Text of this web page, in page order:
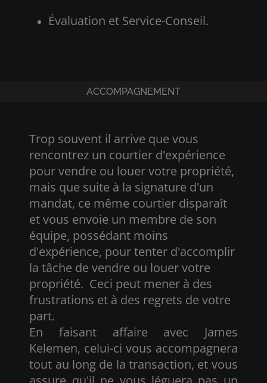
Évaluation et Service-Conseil.
ACCOMPAGNEMENT
Trop souvent il arrive que vous
rencontrez un courtier d'expérience
pour vendre ou louer votre propriété,
mais que suite à la signature d'un
mandat, ce même courtier disparaît
et vous envoie un membre de son
équipe, possédant moins
d'expérience, pour tenter d'accomplir
la tâche de vendre ou louer votre
propriété. Ceci peut mener à des
frustrations et à des regrets de votre
part.
En faisant affaire avec James
Kelemen, celui-ci vous accompagnera
tout au long de la transaction, et vous